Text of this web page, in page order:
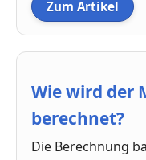
Zum Artikel
Wie wird der
berechnet?
Die Berechnung